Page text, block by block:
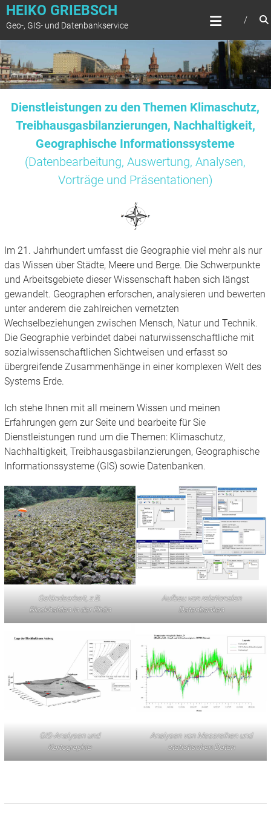
Zum
springen
HEIKO GRIEBSCH
Geo-, GIS- und Datenbankservice
Dienstleistungen zu den Themen Klimaschutz,
Treibhausgasbilanzierungen, Nachhaltigkeit,
Geographische Informationssysteme
(Datenbearbeitung, Auswertung, Analysen,
Vorträge und Präsentationen)
Im 21. Jahrhundert umfasst die Geographie viel mehr als nur
das Wissen über Städte, Meere und Berge. Die Schwerpunkte
und Arbeitsgebiete dieser Wissenschaft haben sich längst
gewandelt. Geographen erforschen, analysieren und bewerten
unter anderem die zahlreichen vernetzten
Wechselbeziehungen zwischen Mensch, Natur und Technik.
Die Geographie verbindet dabei naturwissenschaftliche mit
sozialwissenschaftlichen Sichtweisen und erfasst so
übergreifende Zusammenhänge in einer komplexen Welt des
Systems Erde.
Ich stehe Ihnen mit all meinem Wissen und meinen
Erfahrungen gern zur Seite und bearbeite für Sie
Dienstleistungen rund um die Themen: Klimaschutz,
Nachhaltigkeit, Treibhausgasbilanzierungen, Geographische
Informationssysteme (GIS) sowie Datenbanken.
Geländearbeit, z.B.
Blockhalden in der Rhön
Aufbau von relationalen
Datenbanken
GIS-Analysen und
Kartographie
Analysen von Messreihen und
statistischen Daten